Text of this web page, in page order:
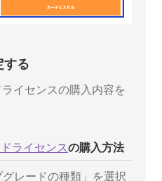
する
イセンスの購入内容を
ライセンスの購入方法
グレードの種類」を選択